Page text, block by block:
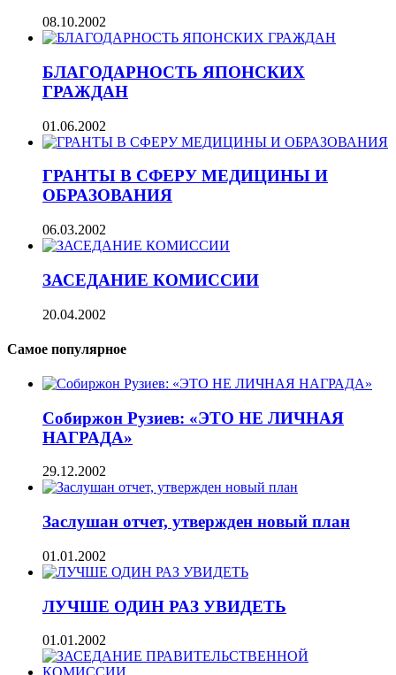
08.10.2002
БЛАГОДАРНОСТЬ ЯПОНСКИХ
ГРАЖДАН
01.06.2002
ГРАНТЫ В СФЕРУ МЕДИЦИНЫ И
ОБРАЗОВАНИЯ
06.03.2002
ЗАСЕДАНИЕ КОМИССИИ
20.04.2002
Самое популярное
Собиржон Рузиев: «ЭТО НЕ ЛИЧНАЯ
НАГРАДА»
29.12.2002
Заслушан отчет, утвержден новый план
01.01.2002
ЛУЧШЕ ОДИН РАЗ УВИДЕТЬ
01.01.2002